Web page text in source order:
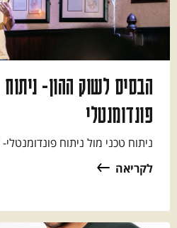
הבסיס לשוק ההון- ניתוח
פונדומנטלי
ניתוח טכני מול ניתוח
לקריאה